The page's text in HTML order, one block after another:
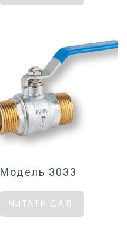
Модель 3033
ЧИТАТИ ДАЛІ